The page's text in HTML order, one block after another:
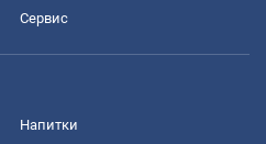
Сервис
Напитки